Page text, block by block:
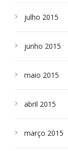
julho 2015
junho 2015
maio 2015
abril 2015
março 2015